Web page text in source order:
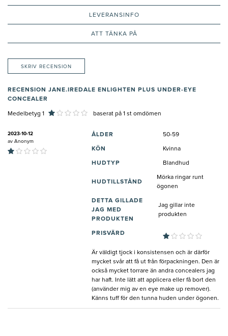
LEVERANSINFO
ATT TÄNKA PÅ
SKRIV RECENSION
RECENSION JANE.IREDALE ENLIGHTEN PLUS UNDER-EYE
CONCEALER
Medelbetyg 1 baserat på 1 st omdömen
2023-10-12
av Anonym
ÅLDER 50-59
KÖN Kvinna
HUDTYP Blandhud
HUDTILLSTÅND
Mörka ringar runt
ögonen
DETTA GILLADE
JAG MED
PRODUKTEN
Jag gillar inte
produkten
PRISVÄRD
Är väldigt tjock i konsistensen och är därför
mycket svår att få ut från förpackningen. Den är
också mycket torrare än andra concealers jag
har haft. Inte lätt att applicera eller få bort den
(använder mig av en eye make up remover).
Känns tuff för den tunna huden under ögonen.